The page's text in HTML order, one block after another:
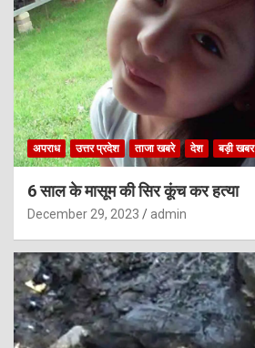
अपराध उत्तर प्रदेश ताजा खबरे देश बड़ी खबर
6 साल के मासूम की सिर कूंच कर हत्या
December 29, 2023 admin